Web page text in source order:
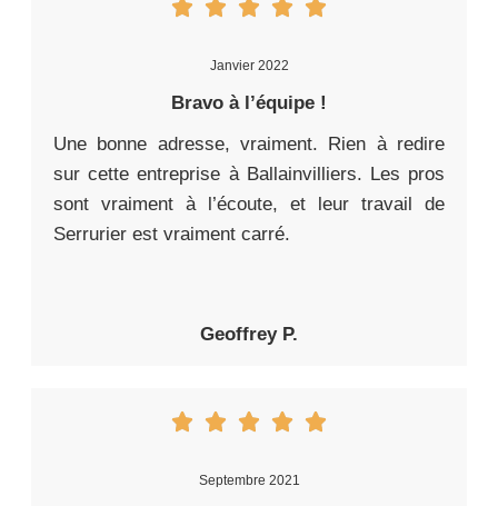
Janvier 2022
Bravo à l’équipe !
Une bonne adresse, vraiment. Rien à redire
sur cette entreprise à Ballainvilliers. Les pros
sont vraiment à l’écoute, et leur travail de
Serrurier est vraiment carré.
Geoffrey P.
Septembre 2021